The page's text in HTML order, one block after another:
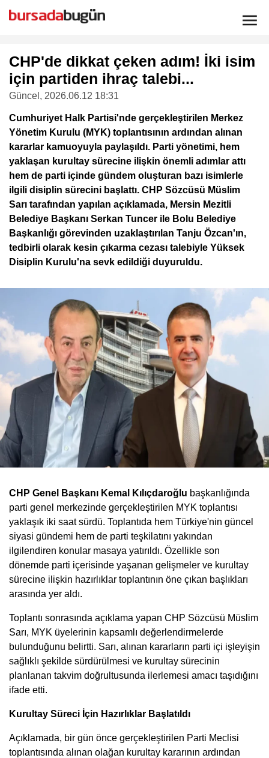
CHP'de dikkat çeken adım! İki isim
için partiden ihraç talebi...
Güncel , 2026.06.12 18:31
Cumhuriyet Halk Partisi'nde gerçekleştirilen Merkez
Yönetim Kurulu (MYK) toplantısının ardından alınan
kararlar kamuoyuyla paylaşıldı. Parti yönetimi, hem
yaklaşan kurultay sürecine ilişkin önemli adımlar attı
hem de parti içinde gündem oluşturan bazı isimlerle
ilgili disiplin sürecini başlattı. CHP Sözcüsü Müslim
Sarı tarafından yapılan açıklamada, Mersin Mezitli
Belediye Başkanı Serkan Tuncer ile Bolu Belediye
Başkanlığı görevinden uzaklaştırılan Tanju Özcan'ın,
tedbirli olarak kesin çıkarma cezası talebiyle Yüksek
Disiplin Kurulu'na sevk edildiği duyuruldu.
CHP Genel Başkanı Kemal Kılıçdaroğlu başkanlığında
parti genel merkezinde gerçekleştirilen MYK toplantısı
yaklaşık iki saat sürdü. Toplantıda hem Türkiye'nin güncel
siyasi gündemi hem de parti teşkilatını yakından
ilgilendiren konular masaya yatırıldı. Özellikle son
dönemde parti içerisinde yaşanan gelişmeler ve kurultay
sürecine ilişkin hazırlıklar toplantının öne çıkan başlıkları
arasında yer aldı.
Toplantı sonrasında açıklama yapan CHP Sözcüsü Müslim
Sarı, MYK üyelerinin kapsamlı değerlendirmelerde
bulunduğunu belirtti. Sarı, alınan kararların parti içi işleyişin
sağlıklı şekilde sürdürülmesi ve kurultay sürecinin
planlanan takvim doğrultusunda ilerlemesi amacı taşıdığını
ifade etti.
Kurultay Süreci İçin Hazırlıklar Başlatıldı
Açıklamada, bir gün önce gerçekleştirilen Parti Meclisi
toplantısında alınan olağan kurultay kararının ardından